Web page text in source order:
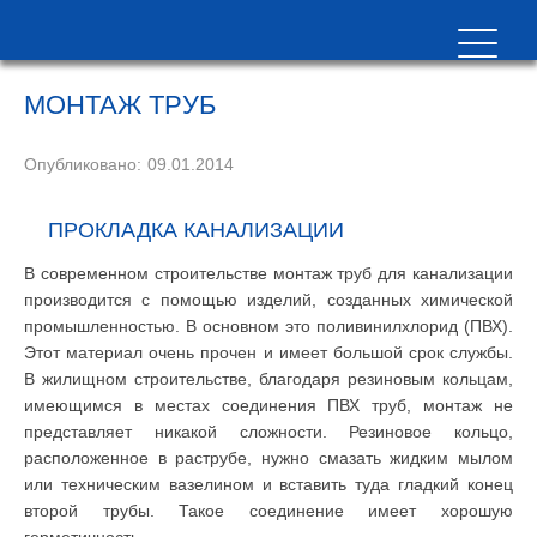
МОНТАЖ ТРУБ
Опубликовано: 09.01.2014
ПРОКЛАДКА КАНАЛИЗАЦИИ
В современном строительстве монтаж труб для канализации
производится с помощью изделий, созданных химической
промышленностью. В основном это поливинилхлорид (ПВХ).
Этот материал очень прочен и имеет большой срок службы.
В жилищном строительстве, благодаря резиновым кольцам,
имеющимся в местах соединения ПВХ труб, монтаж не
представляет никакой сложности. Резиновое кольцо,
расположенное в раструбе, нужно смазать жидким мылом
или техническим вазелином и вставить туда гладкий конец
второй трубы. Такое соединение имеет хорошую